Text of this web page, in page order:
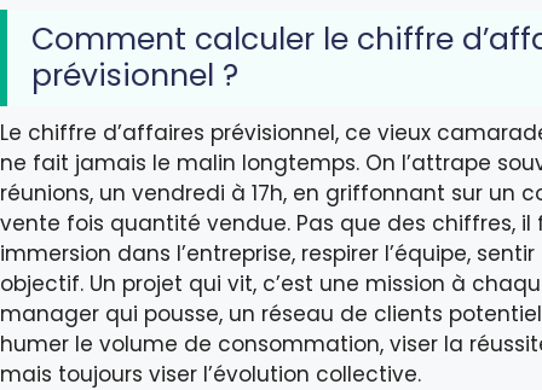
Comment calculer le chiffre
prévisionnel ?
Le chiffre d’affaires prévisionnel, ce vieux
ne fait jamais le malin longtemps. On l’attrape
réunions, un vendredi à 17h, en griffonnant sur un
vente fois quantité vendue. Pas que des chiffres,
immersion dans l’entreprise, respirer l’équipe,
objectif. Un projet qui vit, c’est une mission à
manager qui pousse, un réseau de clients
humer le volume de consommation, viser la
mais toujours viser l’évolution collective.